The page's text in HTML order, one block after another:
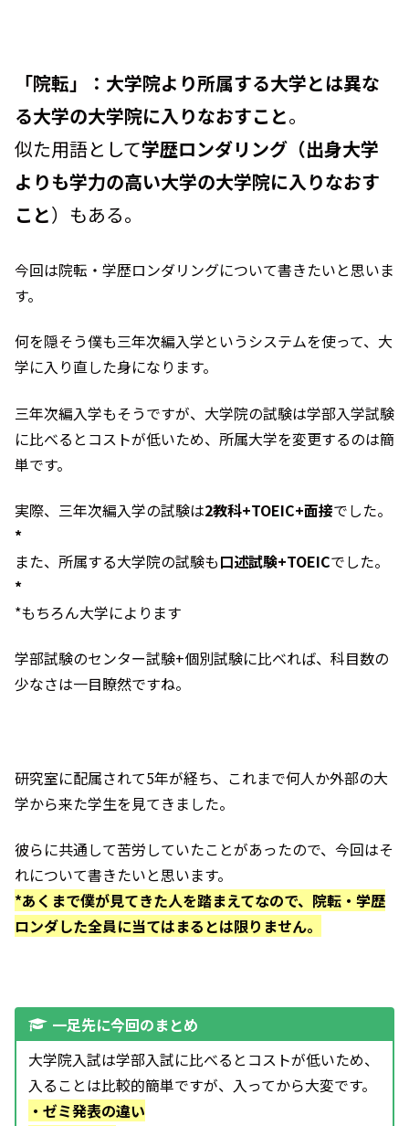
「院転」：大学院より所属する大学とは異な
る大学の大学院に入りなおすこと。
似た用語として学歴ロンダリング（出身大学
よりも学力の高い大学の大学院に入りなおす
こと）もある。
今回は院転・学歴ロンダリングについて書きたいと思いま
す。
何を隠そう僕も三年次編入学というシステムを使って、大
学に入り直した身になります。
三年次編入学もそうですが、大学院の試験は学部入学試験
に比べるとコストが低いため、所属大学を変更するのは簡
単です。
実際、三年次編入学の試験は2教科+TOEIC+面接でした。
*
また、所属する大学院の試験も口述試験+TOEICでした。
*
*もちろん大学によります
学部試験のセンター試験+個別試験に比べれば、科目数の
少なさは一目瞭然ですね。
研究室に配属されて5年が経ち、これまで何人か外部の大
学から来た学生を見てきました。
彼らに共通して苦労していたことがあったので、今回はそ
れについて書きたいと思います。
*あくまで僕が見てきた人を踏まえてなので、院転・学歴
ロンダした全員に当てはまるとは限りません。
一足先に今回のまとめ
大学院入試は学部入試に比べるとコストが低いため、
入ることは比較的簡単ですが、入ってから大変です。
・ゼミ発表の違い